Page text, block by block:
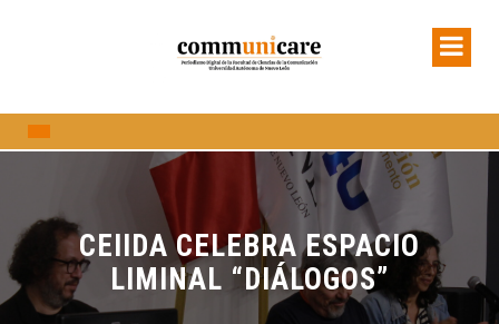
CEIIDA CELEBRA ESPACIO
LIMINAL “DIÁLOGOS”